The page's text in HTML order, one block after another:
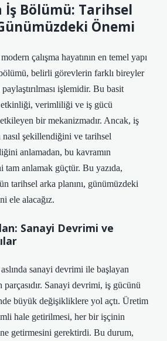
Bölümü: Tarihsel
Önemi
çalışma hayatının en temel yapı
belirli görevlerin farklı bireyler
işlemidir. Bu basit
verimliliği ve iş gücü
bir mekanizmadır. Ancak, iş
şekillendiğini ve tarihsel
anlamadan, bu kavramın
tam anlamak güçtür. Bu yazıda,
tarihsel arka planını, günümüzdeki
ele alacağız.
Sanayi Devrimi ve
sanayi devrimi ile başlayan
Sanayi devrimi, iş gücünü
büyük değişikliklere yol açtı. Üretim
hale getirilmesi, her bir işçinin
getirmesini gerektirdi. Bu durum,